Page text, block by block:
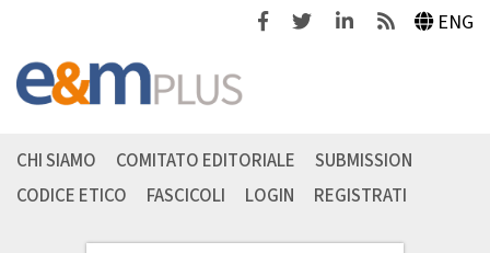
FacebookTwitterLinkedinFeeds ENG
CHI SIAMO COMITATO EDITORIALE
SUBMISSION
CODICE ETICO
FASCICOLI LOGIN REGISTRATI